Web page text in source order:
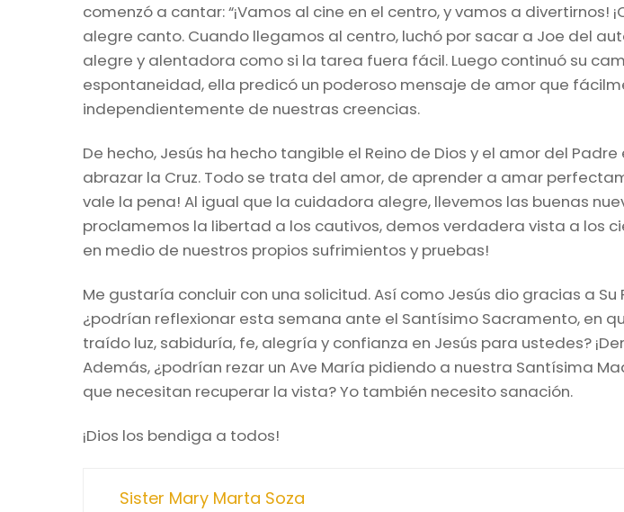
comenzó a cantar: “¡Vamos al cine en el centro, y vamos a
alegre canto. Cuando llegamos al centro, luchó por sacar a Joe del
alegre y alentadora como si la tarea fuera fácil. Luego continuó su
espontaneidad, ella predicó un poderoso mensaje de amor que
independientemente de nuestras creencias.
De hecho, Jesús ha hecho tangible el Reino de Dios y el amor del
abrazar la Cruz. Todo se trata del amor, de aprender a amar
vale la pena! Al igual que la cuidadora alegre, llevemos las buenas
proclamemos la libertad a los cautivos, demos verdadera vista a los
en medio de nuestros propios sufrimientos y pruebas!
Me gustaría concluir con una solicitud. Así como Jesús dio gracias a
¿podrían reflexionar esta semana ante el Santísimo Sacramento, en
traído luz, sabiduría, fe, alegría y confianza en Jesús para ustedes?
Además, ¿podrían rezar un Ave María pidiendo a nuestra Santísima
que necesitan recuperar la vista? Yo también necesito sanación.
¡Dios los bendiga a todos!
Sister Mary Marta Soza